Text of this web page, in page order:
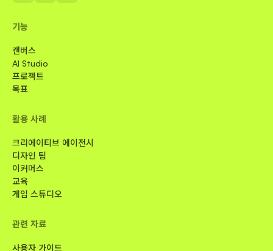
기능
캔버스
AI Studio
프로젝트
목표
활용 사례
크리에이티브 에이전시
디자인 팀
이커머스
교육
게임 스튜디오
관련 자료
사용자 가이드